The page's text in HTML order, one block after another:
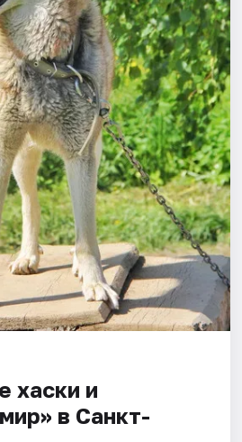
хаски и
в Санкт-